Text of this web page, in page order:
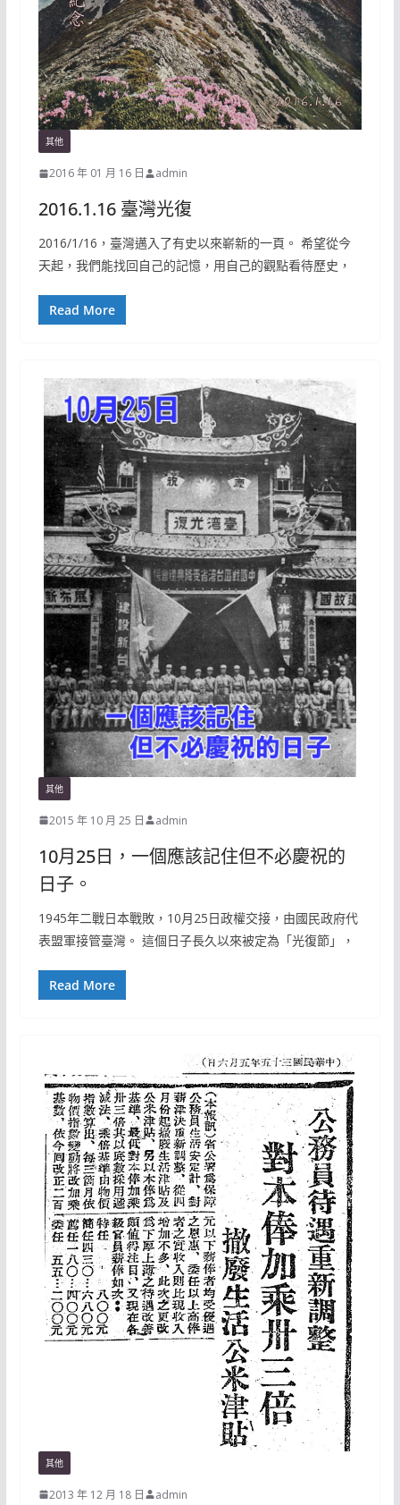
其他
2016 年 01 月 16 日 admin
2016.1.16 臺灣光復
2016/1/16，臺灣邁入了有史以來嶄新的一頁。 希望從今
天起，我們能找回自己的記憶，用自己的觀點看待歷史，
Read More
其他
2015 年 10 月 25 日 admin
10月25日，一個應該記住但不必慶祝的
日子。
1945年二戰日本戰敗，10月25日政權交接，由國民政府代
表盟軍接管臺灣。 這個日子長久以來被定為「光復節」，
Read More
其他
2013 年 12 月 18 日 admin